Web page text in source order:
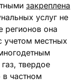
закреплена
услуг не
регионов она
учетом местных
твердое
в частном